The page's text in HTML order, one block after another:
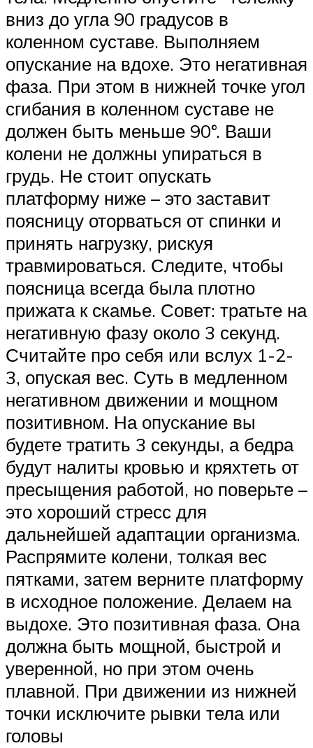
вниз до угла 90 градусов в
коленном суставе. Выполняем
опускание на вдохе. Это негативная
фаза. При этом в нижней точке угол
сгибания в коленном суставе не
должен быть меньше 90°. Ваши
колени не должны упираться в
грудь. Не стоит опускать
платформу ниже – это заставит
поясницу оторваться от спинки и
принять нагрузку, рискуя
травмироваться. Следите, чтобы
поясница всегда была плотно
прижата к скамье. Совет: тратьте на
негативную фазу около 3 секунд.
Считайте про себя или вслух 1-2-
3, опуская вес. Суть в медленном
негативном движении и мощном
позитивном. На опускание вы
будете тратить 3 секунды, а бедра
будут налиты кровью и кряхтеть от
пресыщения работой, но поверьте –
это хороший стресс для
дальнейшей адаптации организма.
Распрямите колени, толкая вес
пятками, затем верните платформу
в исходное положение. Делаем на
выдохе. Это позитивная фаза. Она
должна быть мощной, быстрой и
уверенной, но при этом очень
плавной. При движении из нижней
точки исключите рывки тела или
головы